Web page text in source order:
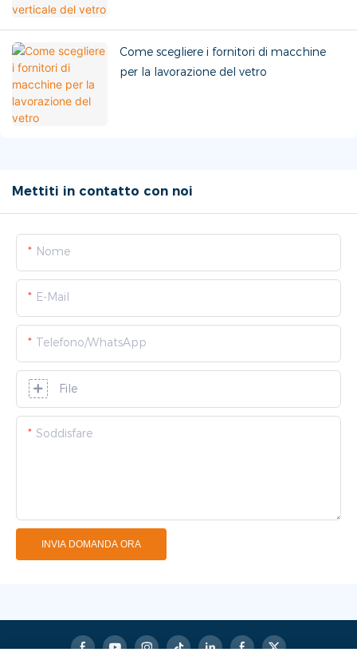
Come scegliere i fornitori di macchine
per la lavorazione del vetro
Mettiti in contatto con noi
Nome
E-Mail
Telefono/WhatsApp
File
Soddisfare
INVIA DOMANDA ORA